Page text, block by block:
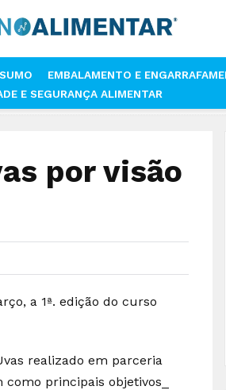
EMBALAMENTO E
E SEGURANÇA ALIMENTAR
VISÃO NUMÉRICA
por visão
a 1ª. edição do curso
realizado em parceria
principais objetivos_